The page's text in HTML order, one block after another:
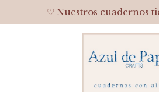
♡ Nuestros cuadernos